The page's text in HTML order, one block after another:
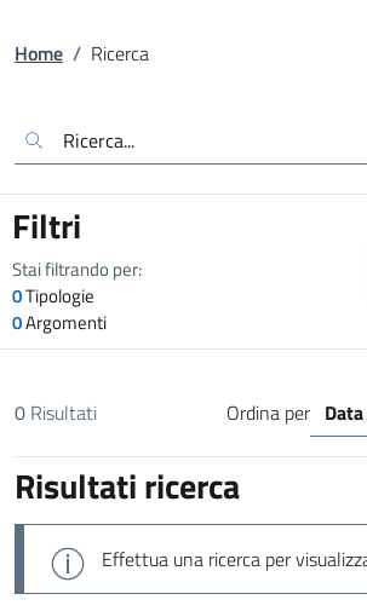
Home / Ricerca
Filtri
Stai filtrando per:
0Tipologie
0Argomenti
0 Risultati Ordina per
Risultati ricerca
Effettua una ricerca per